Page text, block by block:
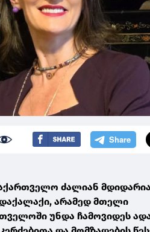
ძალიან
არამედ მთელი
უნდა ჩამოვიდეს